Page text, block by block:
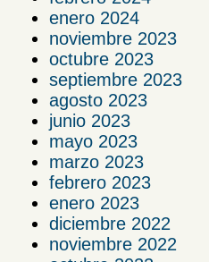
enero 2024
noviembre 2023
octubre 2023
septiembre 2023
agosto 2023
junio 2023
mayo 2023
marzo 2023
febrero 2023
enero 2023
diciembre 2022
noviembre 2022